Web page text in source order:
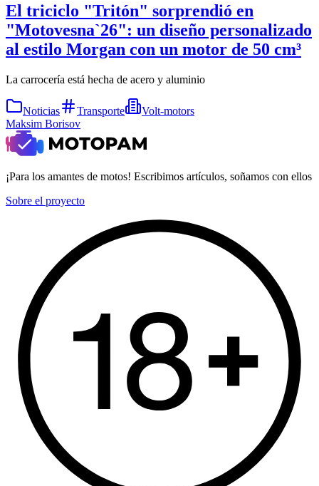
El triciclo "Tritón" sorprendió en
"Motovesna`26": un diseño personalizado
al estilo Morgan con un motor de 50 cm³
La carrocería está hecha de acero y aluminio
Noticias Transporte
Volt-motors
Maksim Borisov
¡Para los amantes de motos! Escribimos artículos, soñamos con ellos
Sobre el proyecto